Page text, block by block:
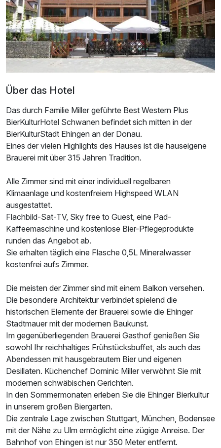
Ausstattung
Zusatznächte
Für 5 Tage
Doppelzimmer Superior
2 Erwachsene
Über das Hotel
Das durch Familie Miller geführte Best Western Plus
BierKulturHotel Schwanen befindet sich mitten in der
BierKulturStadt Ehingen an der Donau.
Eines der vielen Highlights des Hauses ist die hauseigene
Brauerei mit über 315 Jahren Tradition.
Alle Zimmer sind mit einer individuell regelbaren
Klimaanlage und kostenfreiem Highspeed WLAN
ausgestattet.
Flachbild-Sat-TV, Sky free to Guest, eine Pad-
Kaffeemaschine und kostenlose Bier-Pflegeprodukte
runden das Angebot ab.
Sie erhalten täglich eine Flasche 0,5L Mineralwasser
kostenfrei aufs Zimmer.
Die meisten der Zimmer sind mit einem Balkon versehen.
Die besondere Architektur verbindet spielend die
historischen Elemente der Brauerei sowie die Ehinger
Stadtmauer mit der modernen Baukunst.
Im gegenüberliegenden Brauerei Gasthof genießen Sie
sowohl Ihr reichhaltiges Frühstücksbuffet, als auch das
Abendessen mit hausgebrautem Bier und eigenen
Desillaten. Küchenchef Dominic Miller verwöhnt Sie mit
modernen schwäbischen Gerichten.
In den Sommermonaten erleben Sie die Ehinger Bierkultur
in unserem großen Biergarten.
Die zentrale Lage zwischen Stuttgart, München, Bodensee
mit der Nähe zu Ulm ermöglicht eine zügige Anreise. Der
Bahnhof von Ehingen ist nur 350 Meter entfernt.